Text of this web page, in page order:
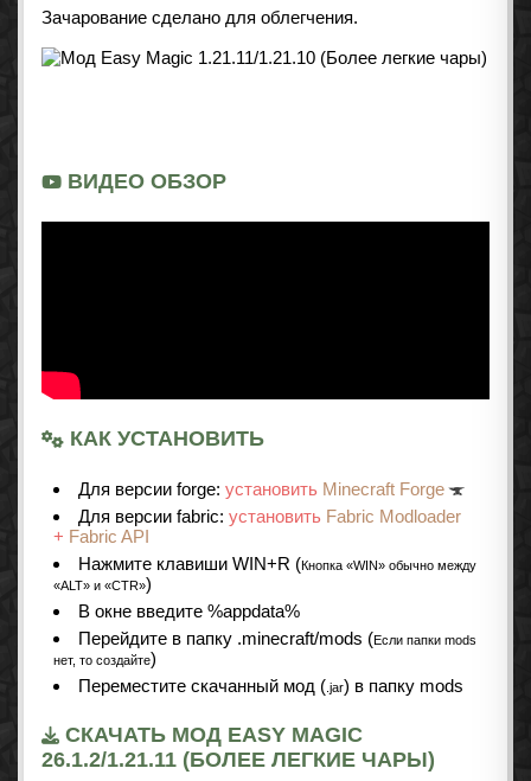
Зачарование сделано для облегчения.
ВИДЕО ОБЗОР
КАК УСТАНОВИТЬ
Для версии forge: установить Minecraft Forge
Для версии fabric: установить Fabric Modloader
+ Fabric API
Нажмите клавиши WIN+R (Кнопка «WIN» обычно между
«ALT» и «CTR»)
В окне введите %appdata%
Перейдите в папку .minecraft/mods (Если папки mods
нет, то создайте)
Переместите скачанный мод (.jar) в папку mods
СКАЧАТЬ МОД EASY MAGIC
26.1.2/1.21.11 (БОЛЕЕ ЛЕГКИЕ ЧАРЫ)